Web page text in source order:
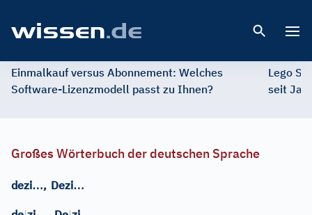
Einmalkauf versus Abonnement: Welches
Software-Lizenzmodell passt zu Ihnen?
Lego
seit
Großes Wörterbuch der deutschen Sprache
dezi…, Dezi…